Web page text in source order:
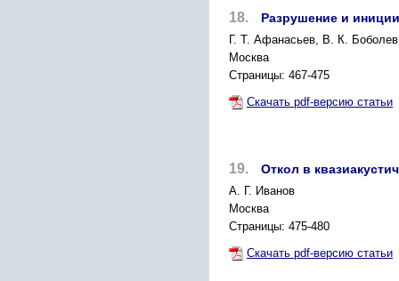
18. Разрушение и
Г. Т. Афанасьев, В. К.
Москва
Страницы: 467-475
Скачать pdf-версию статьи
19. Откол в
А. Г. Иванов
Москва
Страницы: 475-480
Скачать pdf-версию статьи